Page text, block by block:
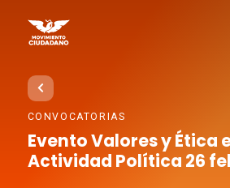
CONVOCATORIAS
Evento Valores y Ética
Actividad Política 26